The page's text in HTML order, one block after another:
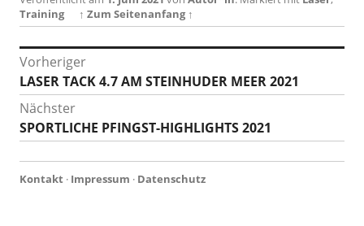
Training
↑ Zum Seitenanfang ↑
Beitragsnavigation
Vorheriger
Vorheriger
Beitrag:
LASER TACK 4.7 AM STEINHUDER MEER 2021
Nächster
Nächster
Beitrag:
SPORTLICHE PFINGST-HIGHLIGHTS 2021
Kontakt · Impressum · Datenschutz